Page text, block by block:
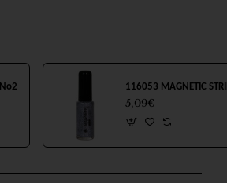
5,09€